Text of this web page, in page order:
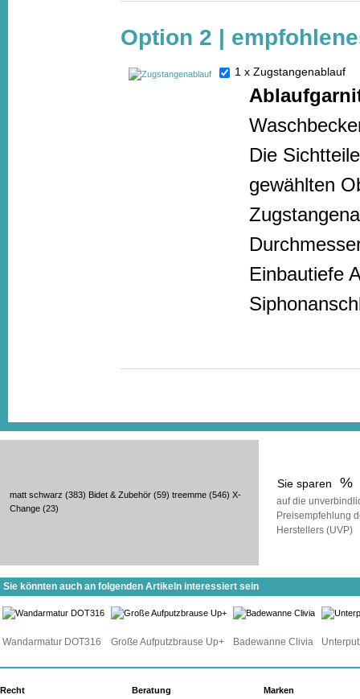
Option 2 |
1 x Zugstangenablauf
Die
gewählten
Einbautiefe
Sie sparen %
auf die
Preisempfehlung
Herstellers (UVP)
matt schwarz (383) Bidet & Zubehör (59) treemme (546) X-
Change (23)
Sie könnten auch an folgenden Artikeln interessiert sein
Wandarmatur DOT316 Große Aufputzbrause Up+ Badewanne Clivia
Recht
Beratung
Marken